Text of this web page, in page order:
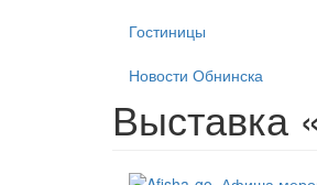
Гостиницы
Новости Обнинска
Выставка